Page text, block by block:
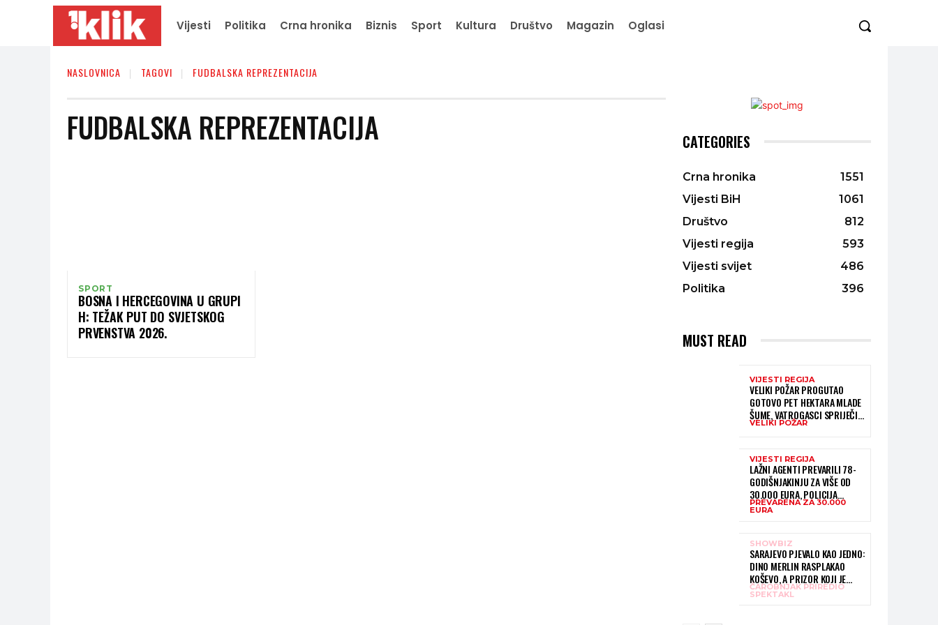
Vijesti Politika Crna hronika Biznis Sport Kultura Društvo Magazin Oglasi
NASLOVNICA TAGOVI FUDBALSKA REPREZENTACIJA
FUDBALSKA REPREZENTACIJA
SPORT
BOSNA I HERCEGOVINA U GRUPI
H: TEŽAK PUT DO SVJETSKOG
PRVENSTVA 2026.
CATEGORIES
Crna hronika
1551
Vijesti BiH
1061
Društvo
812
Vijesti regija
593
Vijesti svijet
486
Politika
396
MUST READ
VIJESTI REGIJA
VELIKI POŽAR PROGUTAO
GOTOVO PET HEKTARA MLADE
ŠUME, VATROGASCI SPRIJEČILI
DA DOĐE DO JOŠ VEĆE
VELIKI POŽAR
VIJESTI REGIJA
LAŽNI AGENTI PREVARILI 78-
GODIŠNJAKINJU ZA VIŠE OD
30.000 EURA, POLICIJA
INTENZIVNO TRAGA ZA
PREVARENA ZA 30.000
EURA
SHOWBIZ
SARAJEVO PJEVALO KAO JEDNO:
DINO MERLIN RASPLAKAO
KOŠEVO, A PRIZOR KOJI JE
USLIJEDIO DUGO ĆE SE
ČAROBNJAK PRIREDIO
SPEKTAKL